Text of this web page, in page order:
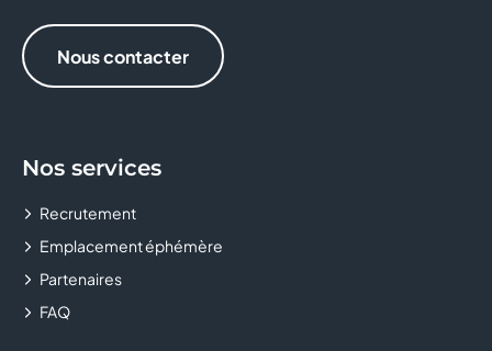
CELIO
CLUB BOUYGUES TELECOM
Nous contacter
Nos services
Recrutement
Emplacement éphémère
Partenaires
FAQ